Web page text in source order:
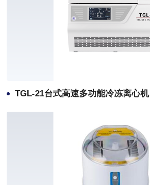
TGL-21台式高速多功能冷冻离心机